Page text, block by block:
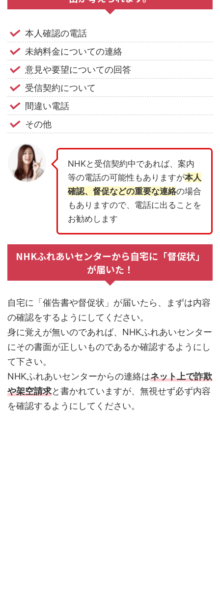
本人確認の電話
未納料金についての連絡
意見や要望についての回答
受信契約について
間違い電話
その他
NHKと受信契約中であれば、案内
等の電話の可能性もありますが本人
確認、督促などの重要な連絡の場合
もありますので、電話に出ることを
お勧めします
NHKふれあいセンターから自宅に「督促状」
が届いた！
自宅に「催告書や督促状」が届いたら、まずは内容
の確認をするようにしてください。
身に覚えが無いのであれば、NHKふれあいセンター
にその書面が正しいものであるか確認するようにし
て下さい。
NHKふれあいセンターからの連絡はネット上で詐欺
や架空請求と書かれていますが、無視せず必ず内容
を確認するようにしてください。